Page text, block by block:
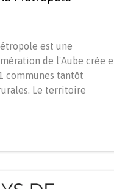
est une
de l'Aube crée
communes tantôt
Le territoire